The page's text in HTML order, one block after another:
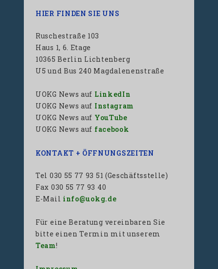
HIER FINDEN SIE UNS
Ruschestraße 103
Haus 1, 6. Etage
10365 Berlin Lichtenberg
U5 und Bus 240 Magdalenenstraße
UOKG News auf LinkedIn
UOKG News auf Instagram
UOKG News auf YouTube
UOKG News auf facebook
KONTAKT + ÖFFNUNGSZEITEN
Tel 030 55 77 93 51 (Geschäftsstelle)
Fax 030 55 77 93 40
E-Mail info@uokg.de
Für eine Beratung vereinbaren Sie
bitte einen Termin mit unserem
Team!